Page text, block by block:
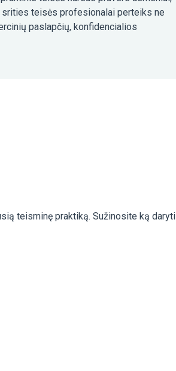
teisės profesionalai perteiks ne
paslapčių, konfidencialios
teisminę praktiką. Sužinosite ką daryti